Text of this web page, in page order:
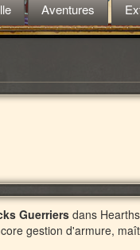
Aventures
Guerriersdans
gestion d'armure,